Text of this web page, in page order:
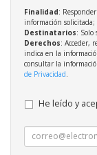
Finalidad:
información solicitada;
Destinatarios: Solo
Derechos: Acceder,
indica en la
consultar la
de Privacidad
He leído y